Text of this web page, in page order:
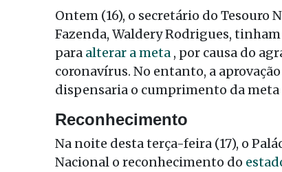
Ontem (16), o secretário do Tesouro
Fazenda, Waldery Rodrigues,
para alterar a meta , por causa do
coronavírus. No entanto, a
dispensaria o cumprimento da meta
Reconhecimento
Na noite desta terça-feira (17), o
Nacional o reconhecimento do